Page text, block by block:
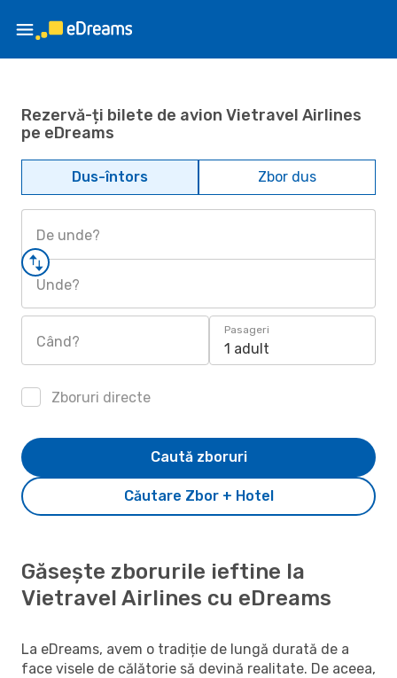
Rezervă-ți bilete de avion Vietravel Airlines
pe eDreams
Dus-întors Zbor dus
De unde?
Unde?
Când?
Pasageri
1 adult
Zboruri directe
Căutare Zbor + Hotel
Caută zboruri
Găsește zborurile ieftine la
Vietravel Airlines cu eDreams
La eDreams, avem o tradiție de lungă durată de a
face visele de călătorie să devină realitate. De aceea,